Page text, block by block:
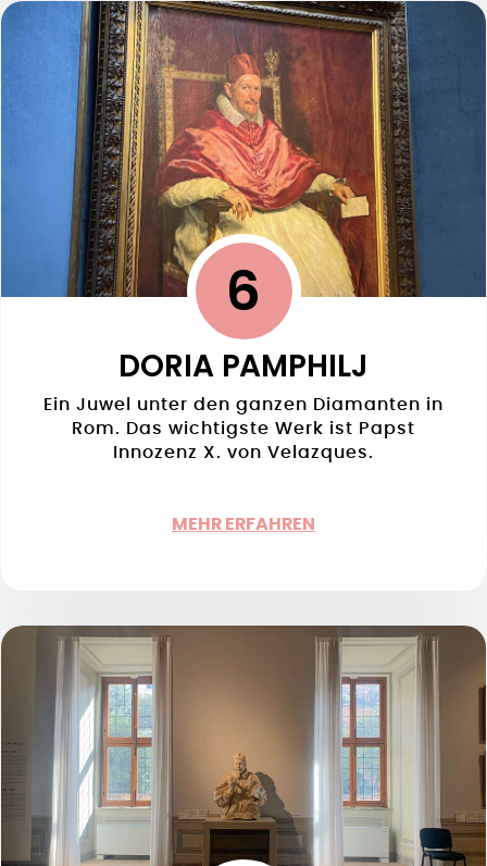
6
DORIA PAMPHILJ
Ein Juwel unter den ganzen Diamanten in
Rom. Das wichtigste Werk ist Papst
Innozenz X. von Velazques.
MEHR ERFAHREN